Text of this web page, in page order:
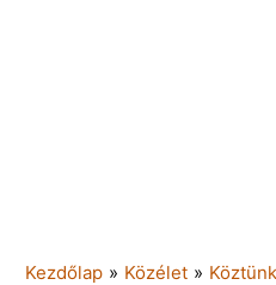
Kezdőlap » Közélet »